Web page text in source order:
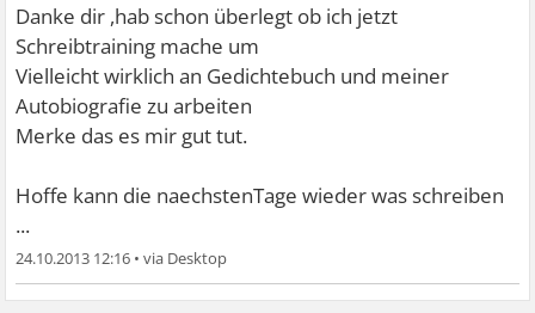
Danke dir ,hab schon überlegt ob ich jetzt
Schreibtraining mache um
Vielleicht wirklich an Gedichtebuch und meiner
Autobiografie zu arbeiten
Merke das es mir gut tut.
Hoffe kann die naechstenTage wieder was schreiben
...
24.10.2013 12:16 •